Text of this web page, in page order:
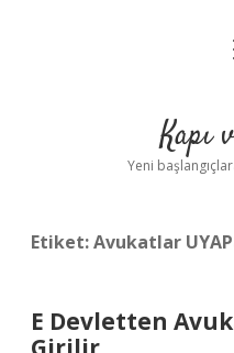
Kapı
Yeni
Etiket:Avukatlar
E Devletten